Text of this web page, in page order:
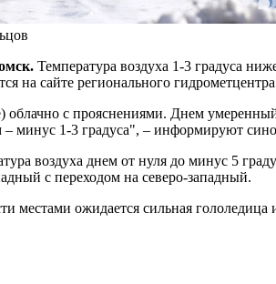
Температура воздуха 1-3 градуса
на сайте регионального
облачно с прояснениями. Днем
– минус 1-3 градуса", – информируют
воздуха днем от нуля до минус 5
с переходом на северо-западный.
местами ожидается сильная